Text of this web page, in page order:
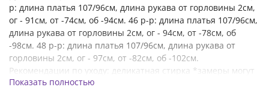
р: длина платья 107/96см, длина рукава от горловины 2см,
ог - 91см, от -74см, об -94см. 46 р-р: длина платья 107/96см,
длина рукава от горловины 2см, ог - 94см, от -78см, об
-98см. 48 р-р: длина платья 107/96см, длина рукава от
горловины 2см, ог - 97см, от -82см, об -102см.
Рекомендации по уходу: деликатная стирка *замеры могут
отличаться от указанных на +-2см в зависимости от
Показать полностью